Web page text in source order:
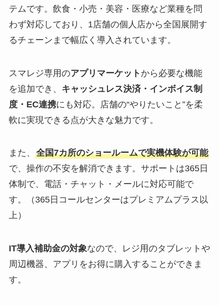
テムです。飲食・小売・美容・医療など業種を問
わず対応しており、1店舗の個人店から全国展開す
るチェーンまで幅広く導入されています。
スマレジ専用のアプリマーケット から必要な機能
を追加でき、 キャッシュレス決済・インボイス制
度・EC連携にも対応。店舗の“やりたいこと”を柔
軟に実現できる点が大きな魅力です。
また、 全国7カ所のショールームで実機体験が可能
で、操作の不安を解消できます。サポートは365日
体制で、電話・チャット・メールに対応可能で
す。（365日コールセンターはプレミアムプラス以
上）
IT導入補助金の対象なので、レジ用のタブレットや
周辺機器、アプリをお得に購入することができま
す。